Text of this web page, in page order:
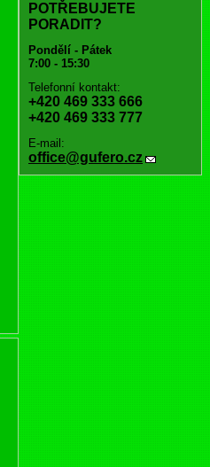
POTŘEBUJETE
PORADIT?
Pondělí - Pátek
7:00 - 15:30
Telefonní kontakt:
+420 469 333 666
+420 469 333 777
E-mail:
office@gufero.cz